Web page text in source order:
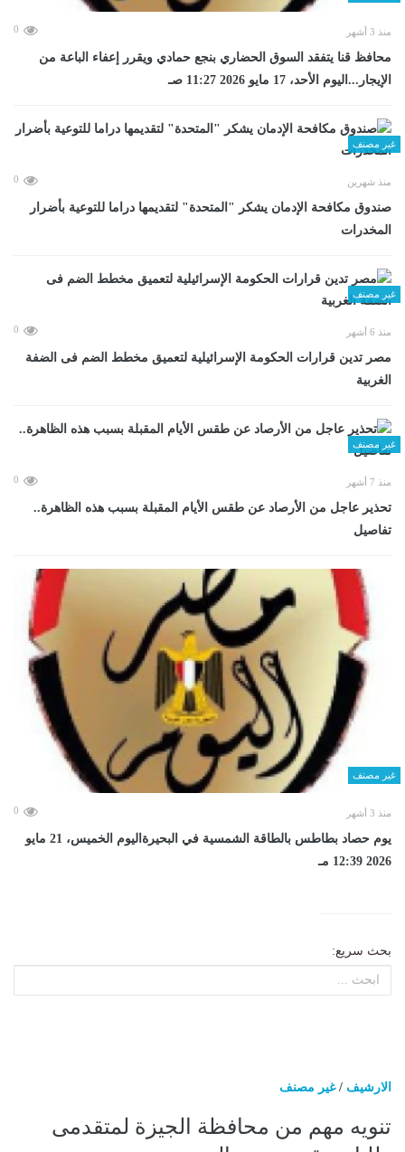
منذ 3 أشهر 0
محافظ قنا يتفقد السوق الحضاري بنجع حمادي ويقرر إعفاء الباعة من
الإيجار...اليوم الأحد، 17 مايو 2026 11:27 صـ
غير مصنف
منذ شهرين 0
صندوق مكافحة الإدمان يشكر "المتحدة" لتقديمها دراما للتوعية بأضرار
المخدرات
غير مصنف
منذ 6 أشهر 0
مصر تدين قرارات الحكومة الإسرائيلية لتعميق مخطط الضم فى الضفة
الغربية
غير مصنف
منذ 7 أشهر 0
تحذير عاجل من الأرصاد عن طقس الأيام المقبلة بسبب هذه الظاهرة..
تفاصيل
غير مصنف
منذ 3 أشهر 0
يوم حصاد بطاطس بالطاقة الشمسية في البحيرةاليوم الخميس، 21 مايو
2026 12:39 مـ
بحث سريع:
الارشيف /غير مصنف
تنويه مهم من محافظة الجيزة لمتقدمى